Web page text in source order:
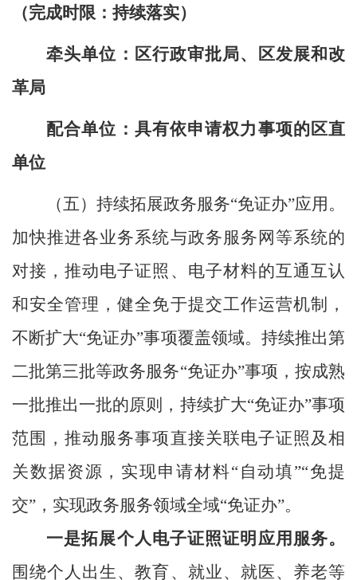
（完成时限： 持续落实）
牵头单位：区行政审批局、区发展和改
革局
配合单位：具有依申请权力事项的区直
单位
（五） 持续拓展政务服务“免证办”应用。
加快推进各业务系统与政务服务网等系统的
对接，推动电子证照、电子材料的互通互认
和安全管理，健全免于提交工作运营机制，
不断扩大“免证办”事项覆盖领域。持续推出第
二批第三批等政务服务“免证办”事项，按成熟
一批推出一批的原则，持续扩大“免证办”事项
范围 ，推动服务事项直接关联电子证照及相
关数据资源，实现申请材料“自动填”“免提
交” ， 实现政务服务领域全域“免证办”。
一是拓展个人电子证照证明应用服务。
围绕个人出生、教育、就业、就医、养老等